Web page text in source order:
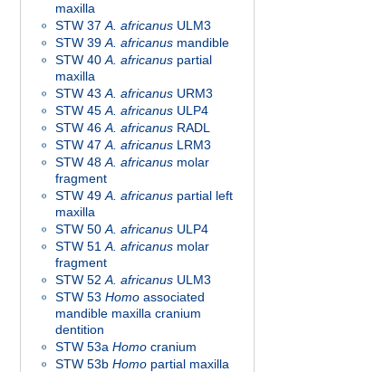
maxilla
STW 37 A. africanus ULM3
STW 39 A. africanus mandible
STW 40 A. africanus partial
maxilla
STW 43 A. africanus URM3
STW 45 A. africanus ULP4
STW 46 A. africanus RADL
STW 47 A. africanus LRM3
STW 48 A. africanus molar
fragment
STW 49 A. africanus partial left
maxilla
STW 50 A. africanus ULP4
STW 51 A. africanus molar
fragment
STW 52 A. africanus ULM3
STW 53 Homo associated
mandible maxilla cranium
dentition
STW 53a Homo cranium
STW 53b Homo partial maxilla